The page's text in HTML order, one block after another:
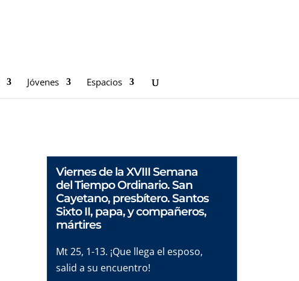
Jóvenes Espacios
Viernes de la XVIII Semana
del Tiempo Ordinario. San
Cayetano, presbítero. Santos
Sixto II, papa, y compañeros,
mártires
Mt 25, 1-13. ¡Que llega el esposo,
salid a su encuentro!